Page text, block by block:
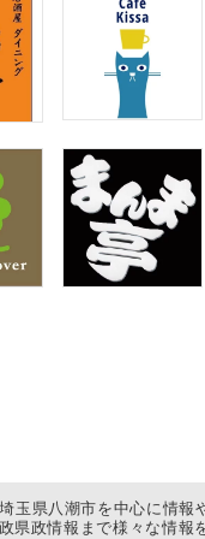
玉県八潮市を中心に情
県政情報まで様々な情報